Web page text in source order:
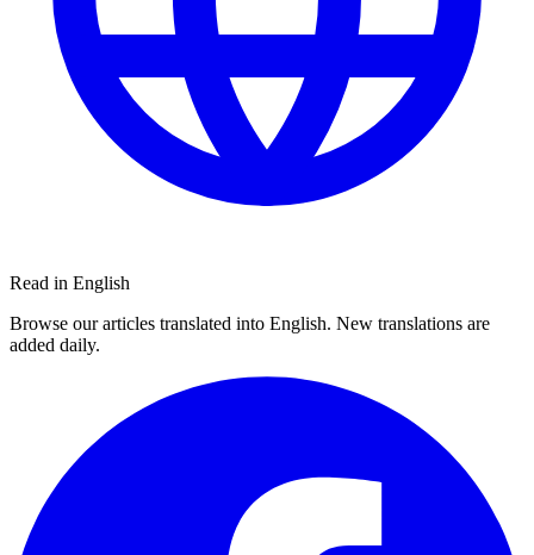
Read in English
Browse our articles translated into English. New translations are
added daily.